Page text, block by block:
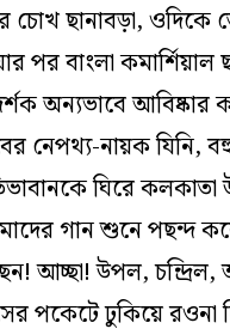
চোখ ছানাবড়া,
পর বাংলা কমার্শিয়াল
অন্যভাবে
নেপথ্য-নায়ক যিনি,
ঘিরে কলকাতা
গান শুনে পছন্দ
আচ্ছা! উপল,
পকেটে ঢুকিয়ে রওনা